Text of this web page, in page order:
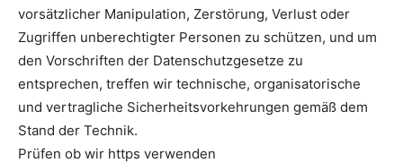
vorsätzlicher Manipulation, Zerstörung, Verlust oder
Zugriffen unberechtigter Personen zu schützen, und um
den Vorschriften der Datenschutzgesetze zu
entsprechen, treffen wir technische, organisatorische
und vertragliche Sicherheitsvorkehrungen gemäß dem
Stand der Technik.
Prüfen ob wir https verwenden